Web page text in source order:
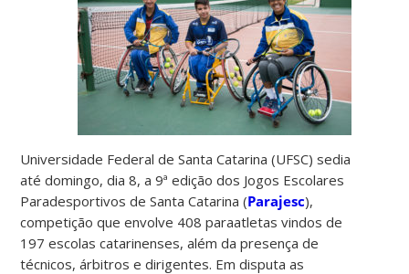
Universidade Federal de Santa Catarina (UFSC) sedia
até domingo, dia 8, a 9ª edição dos Jogos Escolares
Paradesportivos de Santa Catarina (Parajesc),
competição que envolve 408 paraatletas vindos de
197 escolas catarinenses, além da presença de
técnicos, árbitros e dirigentes. Em disputa as